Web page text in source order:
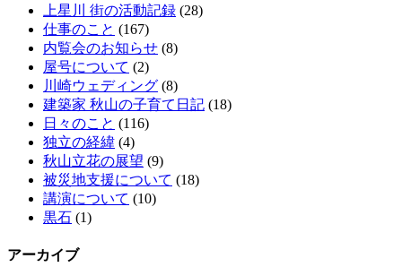
上星川 街の活動記録 (28)
仕事のこと (167)
内覧会のお知らせ (8)
屋号について (2)
川崎ウェディング (8)
建築家 秋山の子育て日記 (18)
日々のこと (116)
独立の経緯 (4)
秋山立花の展望 (9)
被災地支援について (18)
講演について (10)
黒石 (1)
アーカイブ